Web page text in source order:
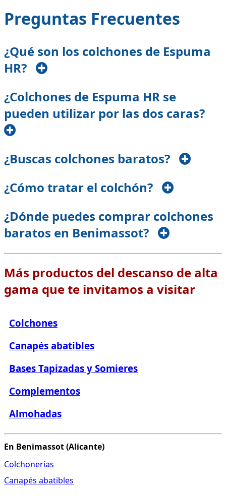
Preguntas Frecuentes
¿Qué son los colchones de Espuma
HR?
¿Colchones de Espuma HR se
pueden utilizar por las dos caras?
¿Buscas colchones baratos?
¿Cómo tratar el colchón?
¿Dónde puedes comprar colchones
baratos en Benimassot?
Más productos del descanso de alta
gama que te invitamos a visitar
Colchones
Canapés abatibles
Bases Tapizadas y Somieres
Complementos
Almohadas
En Benimassot (Alicante)
Colchonerías
Canapés abatibles